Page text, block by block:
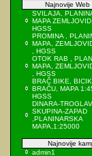
Najnovije Web
SVILAJA,
MAPA
HGSS
PROMINA ,
MAPA,
, HGSS
OTOK RAB ,
MAPA,
, HGSS
BRAČ BIKE,
BRAČU, MAPA
HGSS
DINARA-
SKUPINA-ZAPAD
,PLANINARSKA
MAPA,1:25000
Najnovije
admin1